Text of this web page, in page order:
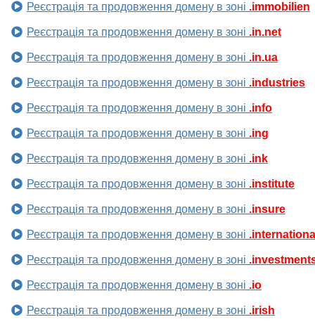
Реєстрація та продовження домену в зоні .immobilien
Реєстрація та продовження домену в зоні .in.net
Реєстрація та продовження домену в зоні .in.ua
Реєстрація та продовження домену в зоні .industries
Реєстрація та продовження домену в зоні .info
Реєстрація та продовження домену в зоні .ing
Реєстрація та продовження домену в зоні .ink
Реєстрація та продовження домену в зоні .institute
Реєстрація та продовження домену в зоні .insure
Реєстрація та продовження домену в зоні
Реєстрація та продовження домену в зоні
Реєстрація та продовження домену в зоні .io
Реєстрація та продовження домену в зоні .irish